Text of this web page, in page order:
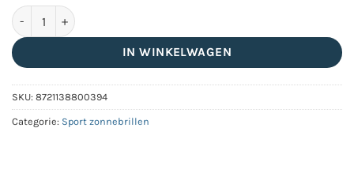
Transparante sport zonnebril met glanzend semi randloos
IN WINKELWAGEN
SKU: 8721138800394
Categorie: Sport zonnebrillen